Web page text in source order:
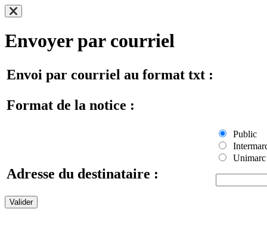
Envoyer par courriel
Envoi par courriel au format txt :
Format de la notice :
Public
Unimarc
Adresse du destinataire :